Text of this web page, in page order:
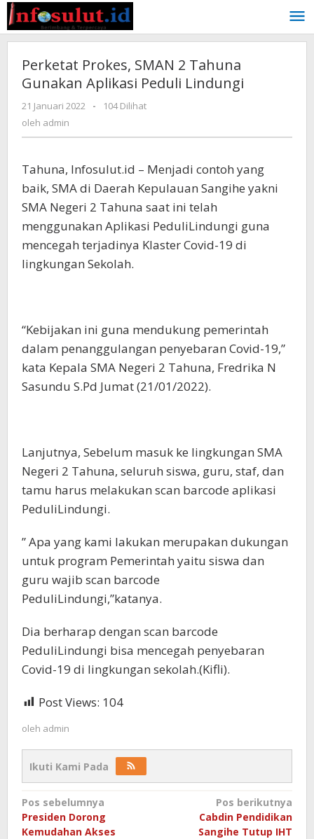
Lewati
ke
konten
Perketat Prokes, SMAN 2 Tahuna
Gunakan Aplikasi Peduli Lindungi
21 Januari 2022
oleh
-
104 Dilihat
oleh admin
Tahuna, Infosulut.id – Menjadi contoh yang
baik, SMA di Daerah Kepulauan Sangihe yakni
SMA Negeri 2 Tahuna saat ini telah
menggunakan Aplikasi PeduliLindungi guna
mencegah terjadinya Klaster Covid-19 di
lingkungan Sekolah.
“Kebijakan ini guna mendukung pemerintah
dalam penanggulangan penyebaran Covid-19,”
kata Kepala SMA Negeri 2 Tahuna, Fredrika N
Sasundu S.Pd Jumat (21/01/2022).
Lanjutnya, Sebelum masuk ke lingkungan SMA
Negeri 2 Tahuna, seluruh siswa, guru, staf, dan
tamu harus melakukan scan barcode aplikasi
PeduliLindungi.
” Apa yang kami lakukan merupakan dukungan
untuk program Pemerintah yaitu siswa dan
guru wajib scan barcode
PeduliLindungi,”katanya.
Dia berharap dengan scan barcode
PeduliLindungi bisa mencegah penyebaran
Covid-19 di lingkungan sekolah.(Kifli).
Post Views: 104
oleh admin
Ikuti Kami Pada
Navigasi
pos
Pos sebelumnya
Presiden Dorong
Kemudahan Akses
Pos berikutnya
Cabdin Pendidikan
Sangihe Tutup IHT